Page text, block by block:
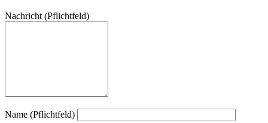
Nachricht (Pflichtfeld)
Name (Pflichtfeld)